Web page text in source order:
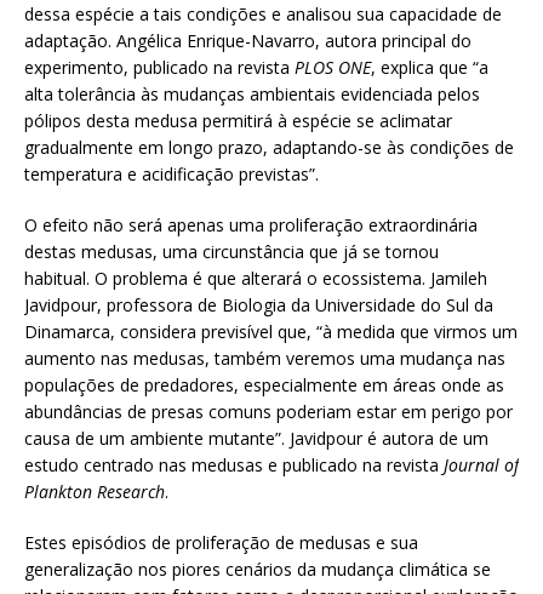
dessa espécie a tais condições e analisou sua capacidade de
adaptação. Angélica Enrique-Navarro, autora principal do
experimento, publicado na revista PLOS ONE, explica que “a
alta tolerância às mudanças ambientais evidenciada pelos
pólipos desta medusa permitirá à espécie se aclimatar
gradualmente em longo prazo, adaptando-se às condições de
temperatura e acidificação previstas”.
O efeito não será apenas uma proliferação extraordinária
destas medusas, uma circunstância que já se tornou
habitual. O problema é que alterará o ecossistema. Jamileh
Javidpour, professora de Biologia da Universidade do Sul da
Dinamarca, considera previsível que, “à medida que virmos um
aumento nas medusas, também veremos uma mudança nas
populações de predadores, especialmente em áreas onde as
abundâncias de presas comuns poderiam estar em perigo por
causa de um ambiente mutante”. Javidpour é autora de um
estudo centrado nas medusas e publicado na revista Journal of
Plankton Research.
Estes episódios de proliferação de medusas e sua
generalização nos piores cenários da mudança climática se